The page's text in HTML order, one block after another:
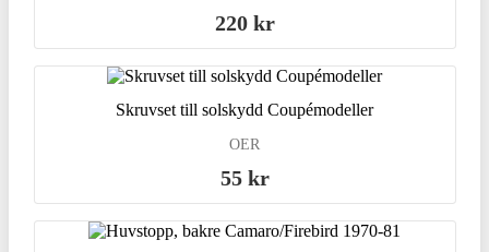
220 kr
Skruvset till solskydd Coupémodeller
OER
55 kr